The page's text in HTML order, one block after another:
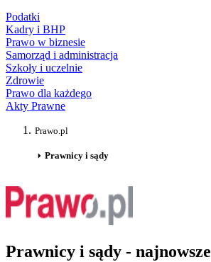
Podatki
Kadry i BHP
Prawo w biznesie
Samorząd i administracja
Szkoły i uczelnie
Zdrowie
Prawo dla każdego
Akty Prawne
Prawo.pl
Prawnicy i sądy
Prawnicy i sądy - najnowsze